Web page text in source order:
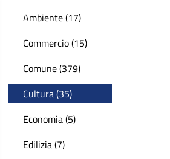
Ambiente (17)
Commercio (15)
Comune (379)
Cultura (35)
Economia (5)
Edilizia (7)